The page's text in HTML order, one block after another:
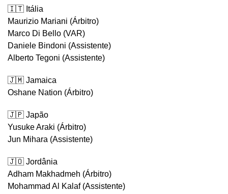
🇮🇹 Itália
Maurizio Mariani (Árbitro)
Marco Di Bello (VAR)
Daniele Bindoni (Assistente)
Alberto Tegoni (Assistente)
🇯🇲 Jamaica
Oshane Nation (Árbitro)
🇯🇵 Japão
Yusuke Araki (Árbitro)
Jun Mihara (Assistente)
🇯🇴 Jordânia
Adham Makhadmeh (Árbitro)
Mohammad Al Kalaf (Assistente)